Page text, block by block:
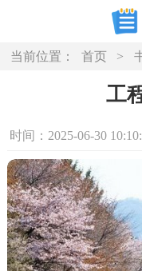
当前位置： 首页 >
工
时间：2025-06-30